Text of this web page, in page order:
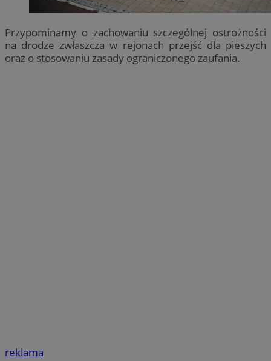
Przypominamy o zachowaniu szczególnej ostrożności
na drodze zwłaszcza w rejonach przejść dla pieszych
oraz o stosowaniu zasady ograniczonego zaufania.
reklama